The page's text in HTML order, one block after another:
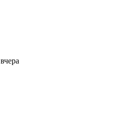
вчера